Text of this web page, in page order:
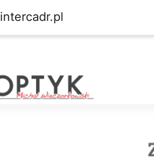
intercadr.pl